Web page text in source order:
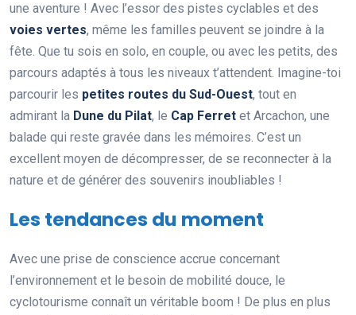
une aventure ! Avec l’essor des pistes cyclables et des
voies vertes, même les familles peuvent se joindre à la
fête. Que tu sois en solo, en couple, ou avec les petits, des
parcours adaptés à tous les niveaux t’attendent. Imagine-toi
parcourir les petites routes du Sud-Ouest, tout en
admirant la Dune du Pilat, le Cap Ferret et Arcachon, une
balade qui reste gravée dans les mémoires. C’est un
excellent moyen de décompresser, de se reconnecter à la
nature et de générer des souvenirs inoubliables !
Les tendances du moment
Avec une prise de conscience accrue concernant
l’environnement et le besoin de mobilité douce, le
cyclotourisme connaît un véritable boom ! De plus en plus